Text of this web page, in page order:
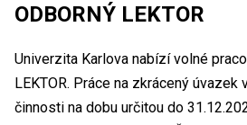
ODBORNÝ LEKTOR
Univerzita Karlova nabízí volné
LEKTOR. Práce na zkrácený
činnosti na dobu určitou do